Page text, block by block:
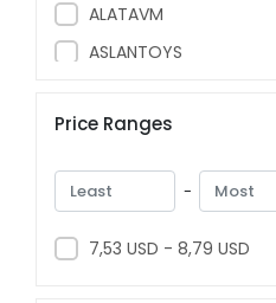
ALATAVM
ASLANTOYS
ASYASTIK
AVRUP OYUNCAK
AYAZ ER
AYDEDE
Price Ranges
-
7,53 USD - 8,79 USD